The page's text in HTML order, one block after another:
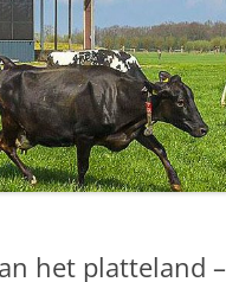
het platteland